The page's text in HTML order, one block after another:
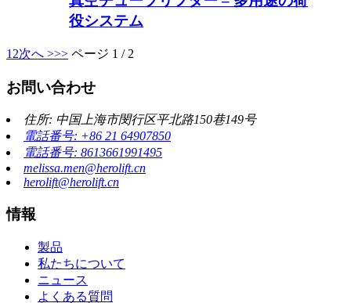
役システム
1 2次へ >>> ページ 1 / 2
お問い合わせ
住所: 中国上海市閔行区平北路150巷149号
電話番号: +86 21 64907850
電話番号: 8613661991495
melissa.men@herolift.cn
herolift@herolift.cn
情報
製品
私たちについて
ニュース
よくある質問